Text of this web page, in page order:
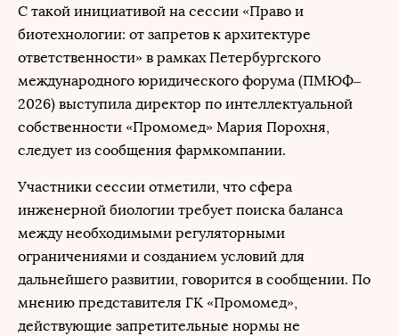
С такой инициативой на сессии «Право и
биотехнологии: от запретов к архитектуре
ответственности» в рамках Петербургского
международного юридического форума (ПМЮФ–
2026) выступила директор по интеллектуальной
собственности «Промомед» Мария Порохня,
следует из сообщения фармкомпании.
Участники сессии отметили, что сфера
инженерной биологии требует поиска баланса
между необходимыми регуляторными
ограничениями и созданием условий для
дальнейшего развитии, говорится в сообщении. По
мнению представителя ГК «Промомед»,
действующие запретительные нормы не